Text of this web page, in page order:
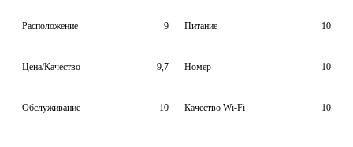
Расположение 9 Питание 10
Цена/Качество 9,7 Номер 10
Обслуживание 10 Качество Wi-Fi 10